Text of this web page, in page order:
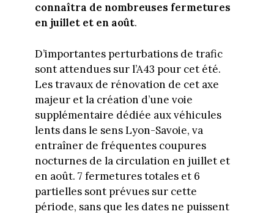
connaîtra de nombreuses fermetures
en juillet et en août.
D’importantes perturbations de trafic
sont attendues sur l’A43 pour cet été.
Les travaux de rénovation de cet axe
majeur et la création d’une voie
supplémentaire dédiée aux véhicules
lents dans le sens Lyon-Savoie, va
entraîner de fréquentes coupures
nocturnes de la circulation en juillet et
en août. 7 fermetures totales et 6
partielles sont prévues sur cette
période, sans que les dates ne puissent